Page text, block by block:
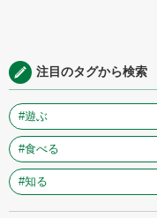
注目のタグから検索
#遊ぶ
#食べる
#知る